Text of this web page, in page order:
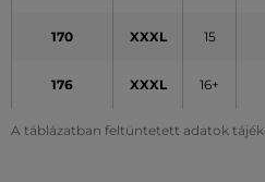
A táblázatban feltüntetett adatok
170 XXXL 15
176 XXXL 16+